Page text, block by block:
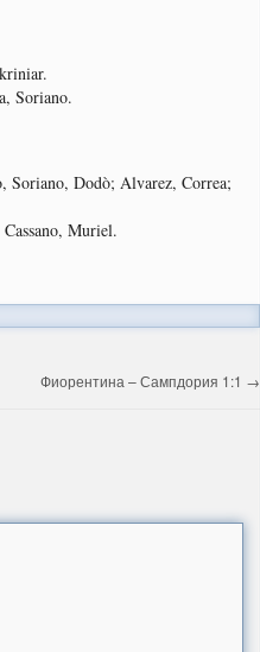
Soriano.
Soriano, Dodò; Alvarez, Correa;
Muriel.
Фиорентина – Сампдория 1:1 →